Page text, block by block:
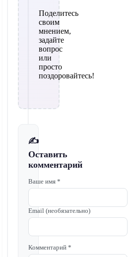
Поделитесь
своим
мнением,
задайте
вопрос
или
просто
поздоровайтесь!
✍️
Оставить
комментарий
Ваше имя *
Email (необязательно)
Комментарий *